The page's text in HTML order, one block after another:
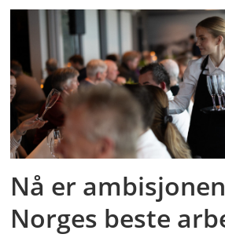
Nå er
Norges beste